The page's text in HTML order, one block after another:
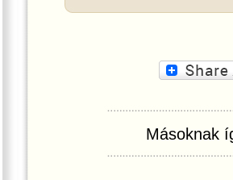
Másoknak